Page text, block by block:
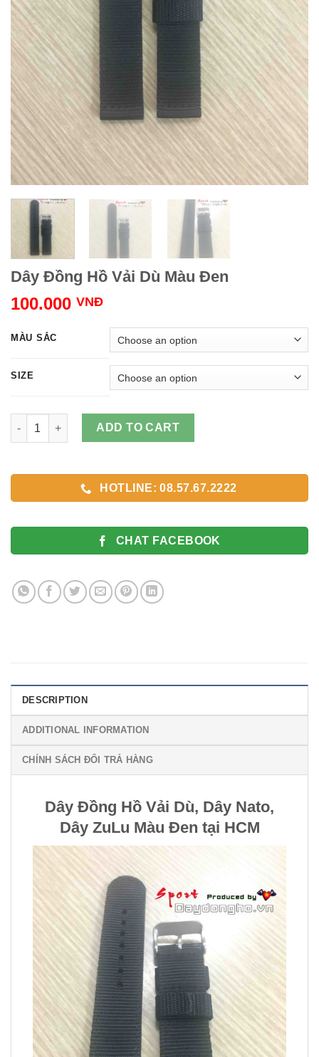
Dây Đồng Hồ Vải Dù Màu Đen
100.000 VNĐ
MÀU SẮC
SIZE
Dây Đồng Hồ Vải Dù Màu Đen quantity
ADD TO CART
HOTLINE: 08.57.67.2222
CHAT FACEBOOK
DESCRIPTION
ADDITIONAL INFORMATION
CHÍNH SÁCH ĐỔI TRẢ HÀNG
Dây Đồng Hồ Vải Dù, Dây Nato,
Dây ZuLu Màu Đen tại HCM